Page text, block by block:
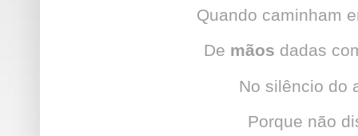
Quando caminham
De mãos dadas
No silêncio do
Porque não